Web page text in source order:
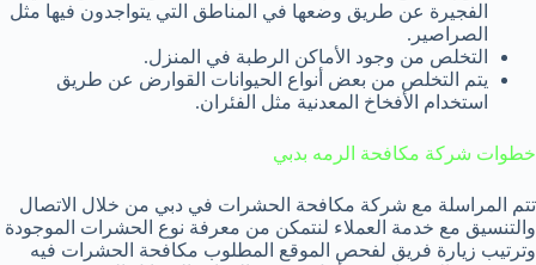
الفجيرة عن طريق وضعها في المناطق التي يتواجدون فيها مثل
الصراصير.
التخلص من وجود الأماكن الرطبة في المنزل.
يتم التخلص من بعض أنواع الحيوانات القوارض عن طريق
استخدام الأفخاخ المعدنية مثل الفئران.
خطوات شركة مكافحة الرمه بدبي
تتم المراسلة مع شركة مكافحة الحشرات في دبي من خلال الاتصال
والتنسيق مع خدمة العملاء لنتمكن من معرفة نوع الحشرات الموجودة
وترتيب زيارة فريق لفحص الموقع المطلوب مكافحة الحشرات فيه